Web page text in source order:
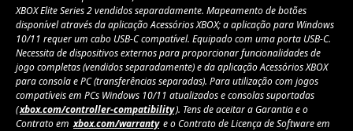
XBOX Elite Series 2 vendidos separadamente. Mapeamento de botões
disponível através da aplicação Acessórios XBOX; a aplicação para Windows
10/11 requer um cabo USB-C compatível. Equipado com uma porta USB-C.
Necessita de dispositivos externos para proporcionar funcionalidades de
jogo completas (vendidos separadamente) e da aplicação Acessórios XBOX
para consola e PC (transferências separadas). Para utilização com jogos
compatíveis em PCs Windows 10/11 atualizados e consolas suportadas
(xbox.com/controller-compatibility). Tens de aceitar a Garantia e o
Contrato em xbox.com/warranty e o Contrato de Licença de Software em